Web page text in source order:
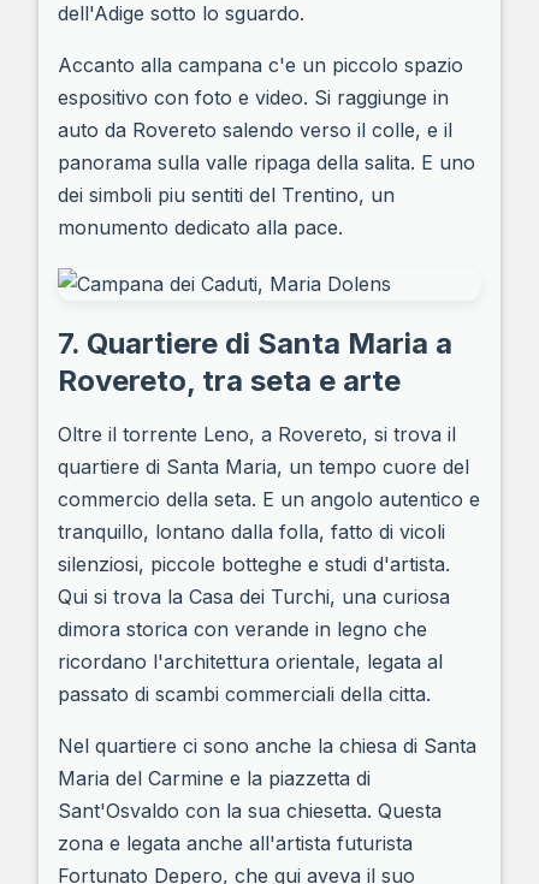
dell'Adige sotto lo sguardo.
Accanto alla campana c'e un piccolo spazio
espositivo con foto e video. Si raggiunge in
auto da Rovereto salendo verso il colle, e il
panorama sulla valle ripaga della salita. E uno
dei simboli piu sentiti del Trentino, un
monumento dedicato alla pace.
7. Quartiere di Santa Maria a
Rovereto, tra seta e arte
Oltre il torrente Leno, a Rovereto, si trova il
quartiere di Santa Maria, un tempo cuore del
commercio della seta. E un angolo autentico e
tranquillo, lontano dalla folla, fatto di vicoli
silenziosi, piccole botteghe e studi d'artista.
Qui si trova la Casa dei Turchi, una curiosa
dimora storica con verande in legno che
ricordano l'architettura orientale, legata al
passato di scambi commerciali della citta.
Nel quartiere ci sono anche la chiesa di Santa
Maria del Carmine e la piazzetta di
Sant'Osvaldo con la sua chiesetta. Questa
zona e legata anche all'artista futurista
Fortunato Depero, che qui aveva il suo